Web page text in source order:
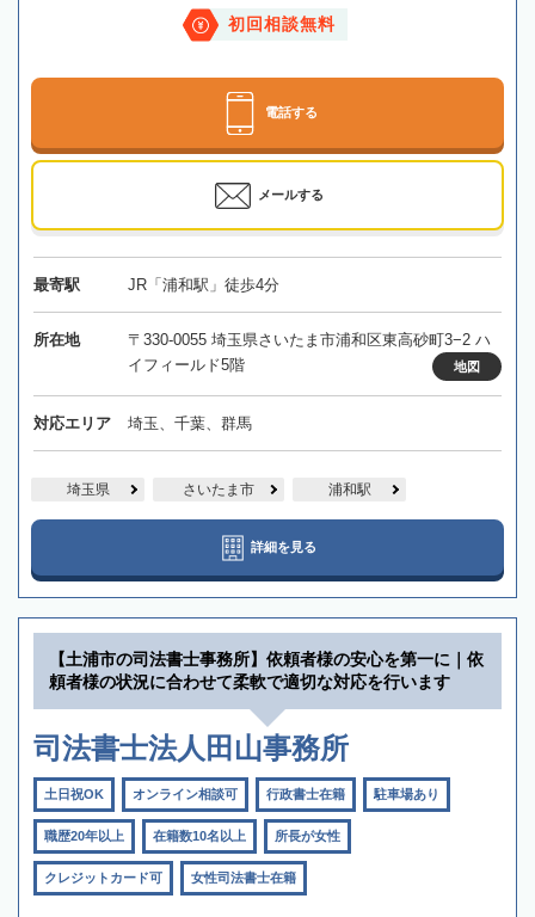
初回相談無料
電話する
メールする
最寄駅 JR「浦和駅」徒歩4分
所在地
〒330-0055 埼玉県さいたま市浦和区東高砂町3−2 ハ
イフィールド5階
地図
対応エリア 埼玉、千葉、群馬
埼玉県 さいたま市 浦和駅
詳細を見る
【土浦市の司法書士事務所】依頼者様の安心を第一に｜依
頼者様の状況に合わせて柔軟で適切な対応を行います
司法書士法人田山事務所
土日祝OK オンライン相談可 行政書士在籍 駐車場あり
職歴20年以上 在籍数10名以上 所長が女性
クレジットカード可 女性司法書士在籍